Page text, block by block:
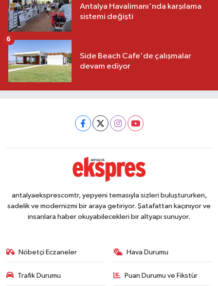
Antalya Havalimanı'nda karşılama
sistemi değişti
Side Beach Cafe'de çalışmalar
devam ediyor
6
antalyaeksprescomtr, yepyeni temasıyla sizleri buluştururken,
sadelik ve modernizmi bir araya getiriyor. Şatafattan kaçınıyor ve
insanlara haber okuyabilecekleri bir altyapı sunuyor.
Nöbetçi Eczaneler Hava Durumu
Trafik Durumu Puan Durumu ve Fikstür